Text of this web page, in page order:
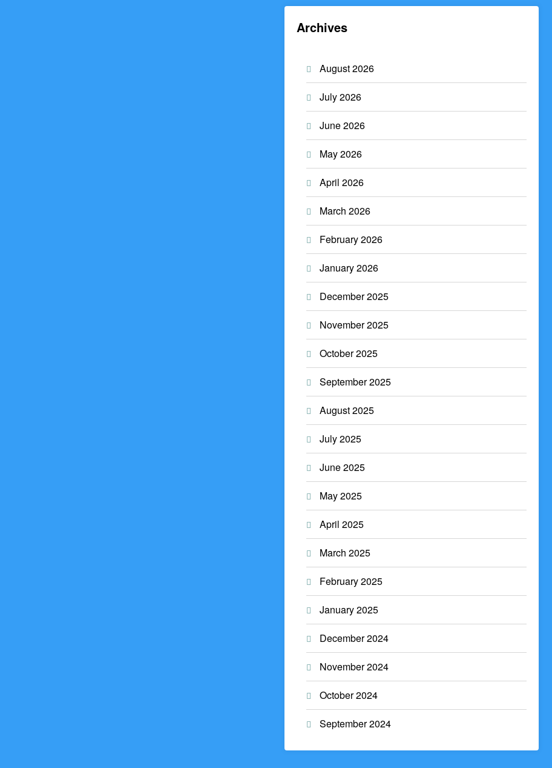
Archives
August 2026
July 2026
June 2026
May 2026
April 2026
March 2026
February 2026
January 2026
December 2025
November 2025
October 2025
September 2025
August 2025
July 2025
June 2025
May 2025
April 2025
March 2025
February 2025
January 2025
December 2024
November 2024
October 2024
September 2024